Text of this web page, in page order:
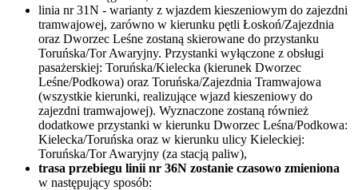
linia nr 31N - warianty z wjazdem kieszeniowym do zajezdni
tramwajowej, zarówno w kierunku pętli Łoskoń/Zajezdnia
oraz Dworzec Leśne zostaną skierowane do przystanku
Toruńska/Tor Awaryjny. Przystanki wyłączone z obsługi
pasażerskiej: Toruńska/Kielecka (kierunek Dworzec
Leśne/Podkowa) oraz Toruńska/Zajezdnia Tramwajowa
(wszystkie kierunki, realizujące wjazd kieszeniowy do
zajezdni tramwajowej). Wyznaczone zostaną również
dodatkowe przystanki w kierunku Dworzec Leśna/Podkowa:
Kielecka/Toruńska oraz w kierunku ulicy Kieleckiej:
Toruńska/Tor Awaryjny (za stacją paliw),
trasa przebiegu linii nr 36N zostanie czasowo zmieniona
w następujący sposób: